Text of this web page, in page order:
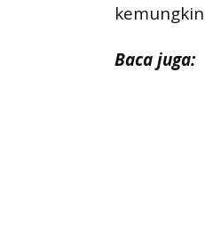
Baca juga: